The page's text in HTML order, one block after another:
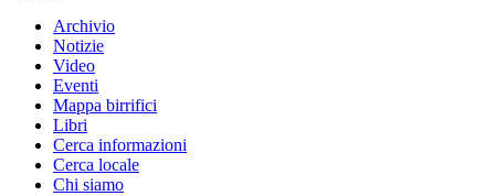
Archivio
Notizie
Video
Eventi
Mappa birrifici
Libri
Cerca informazioni
Cerca locale
Chi siamo